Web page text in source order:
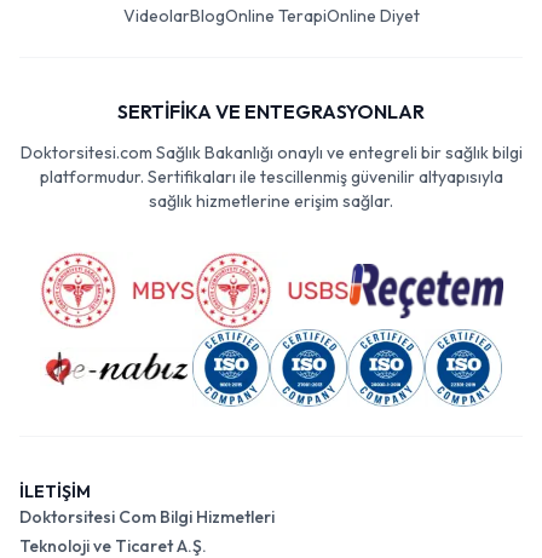
VideolarBlogOnline TerapiOnline Diyet
SERTİFİKA VE ENTEGRASYONLAR
Doktorsitesi.com Sağlık Bakanlığı onaylı ve entegreli bir sağlık bilgi
platformudur. Sertifikaları ile tescillenmiş güvenilir altyapısıyla
sağlık hizmetlerine erişim sağlar.
İLETİŞİM
Doktorsitesi Com Bilgi Hizmetleri
Teknoloji ve Ticaret A.Ş.